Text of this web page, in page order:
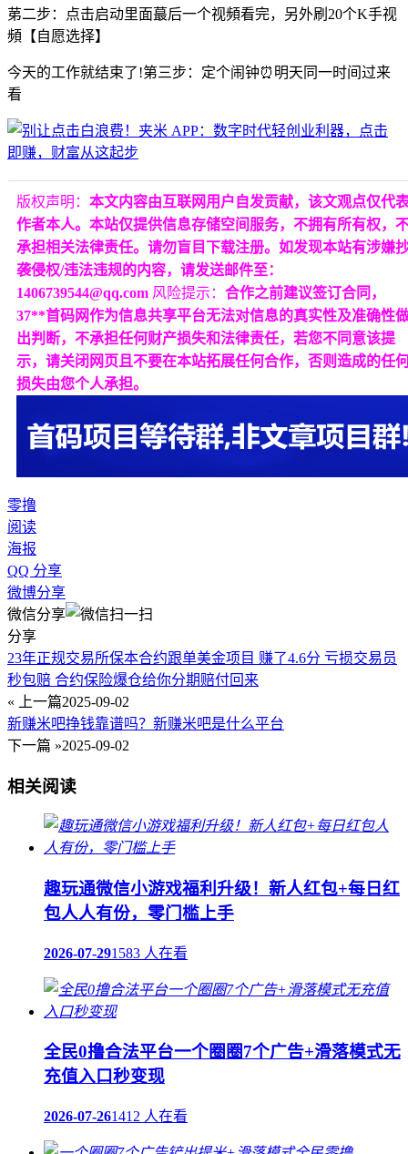
苐二步：点击启动里面蕞后一个视頻看完，另外刷20个K手视
頻【自愿选择】
今天的工作就结束了!第三步：定个闹钟⏰明天同一时间过来
看
版权声明： 本文内容由互联网用户自发贡献，该文观点仅代
作者本人。本站仅提供信息存储空间服务，不拥有所有权，
承担相关法律责任。请勿盲目下载注册。如发现本站有涉嫌
袭侵权/违法违规的内容，请发送邮件至：
1406739544@qq.com 风险提示： 合作之前建议签订合同，
37**首码网作为信息共享平台无法对信息的真实性及准确性
出判断，不承担任何财产损失和法律责任，若您不同意该提
示，请关闭网页且不要在本站拓展任何合作，否则造成的任
损失由您个人承担。
零撸
阅读
海报
QQ 分享
微博分享
微信分享
分享
23年正规交易所保本合约跟单美金项目 赚了4.6分 亏损交易员
秒包赔 合约保险爆仓给你分期赔付回来
« 上一篇2025-09-02
新赚米吧挣钱靠谱吗？新赚米吧是什么平台
下一篇 »2025-09-02
相关阅读
趣玩通微信小游戏福利升级！新人红包+每日红
包人人有份，零门槛上手
2026-07-291583 人在看
全民0撸合法平台一个圈圈7个广告+滑落模式无
充值入口秒变现
2026-07-261412 人在看